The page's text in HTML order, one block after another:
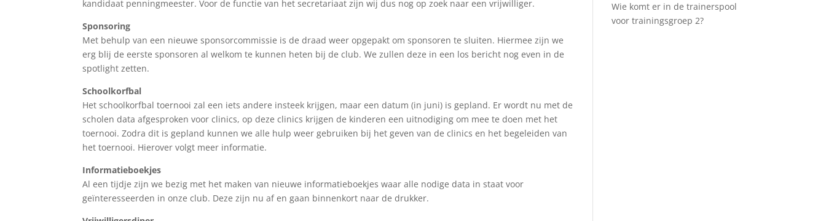
kandidaat penningmeester. Voor de functie van het secretariaat zijn wij dus nog op zoek naar een vrijwilliger.
Sponsoring
Met behulp van een nieuwe sponsorcommissie is de draad weer opgepakt om sponsoren te sluiten. Hiermee zijn we
erg blij de eerste sponsoren al welkom te kunnen heten bij de club. We zullen deze in een los bericht nog even in de
spotlight zetten.
Schoolkorfbal
Het schoolkorfbal toernooi zal een iets andere insteek krijgen, maar een datum (in juni) is gepland. Er wordt nu met de
scholen data afgesproken voor clinics, op deze clinics krijgen de kinderen een uitnodiging om mee te doen met het
toernooi. Zodra dit is gepland kunnen we alle hulp weer gebruiken bij het geven van de clinics en het begeleiden van
het toernooi. Hierover volgt meer informatie.
Informatieboekjes
Al een tijdje zijn we bezig met het maken van nieuwe informatieboekjes waar alle nodige data in staat voor
geïnteresseerden in onze club. Deze zijn nu af en gaan binnenkort naar de drukker.
Wie komt er in de trainerspool
voor trainingsgroep 2?